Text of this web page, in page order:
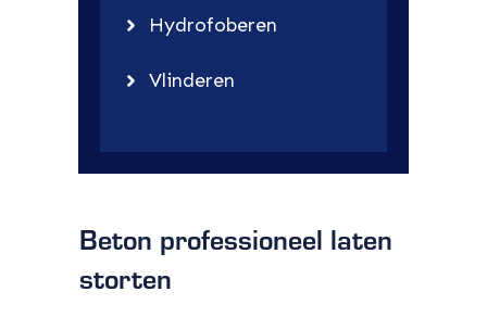
Hydrofoberen
Vlinderen
Beton professioneel laten
storten